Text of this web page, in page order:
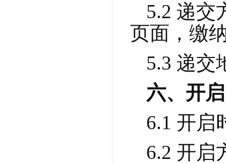
5.2 递交
页面，缴
5.3 递交
六、开
6.1 开启
6.2 开启